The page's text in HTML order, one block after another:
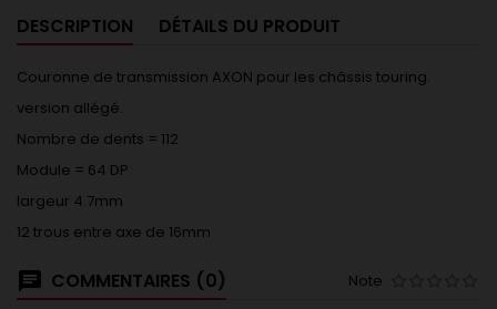
DESCRIPTION DÉTAILS DU PRODUIT
Couronne de transmission AXON pour les châssis touring.
version allégé.
Nombre de dents = 112
Module = 64 DP
largeur 4.7mm
12 trous entre axe de 16mm
COMMENTAIRES (0) Note